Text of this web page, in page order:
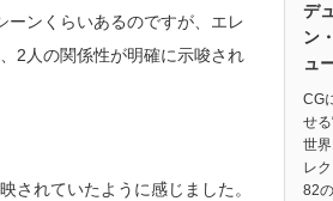
ーンくらいあるのですが、エレ
2人の関係性が明確に示唆され
されていたように感じました。
デ
ン
ュ
CG
せる
世
レ
82